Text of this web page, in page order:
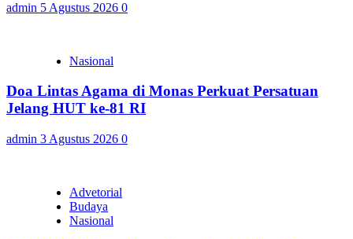
admin 5 Agustus 2026 0
Nasional
Doa Lintas Agama di Monas Perkuat Persatuan
Jelang HUT ke-81 RI
admin 3 Agustus 2026 0
Advetorial
Budaya
Nasional